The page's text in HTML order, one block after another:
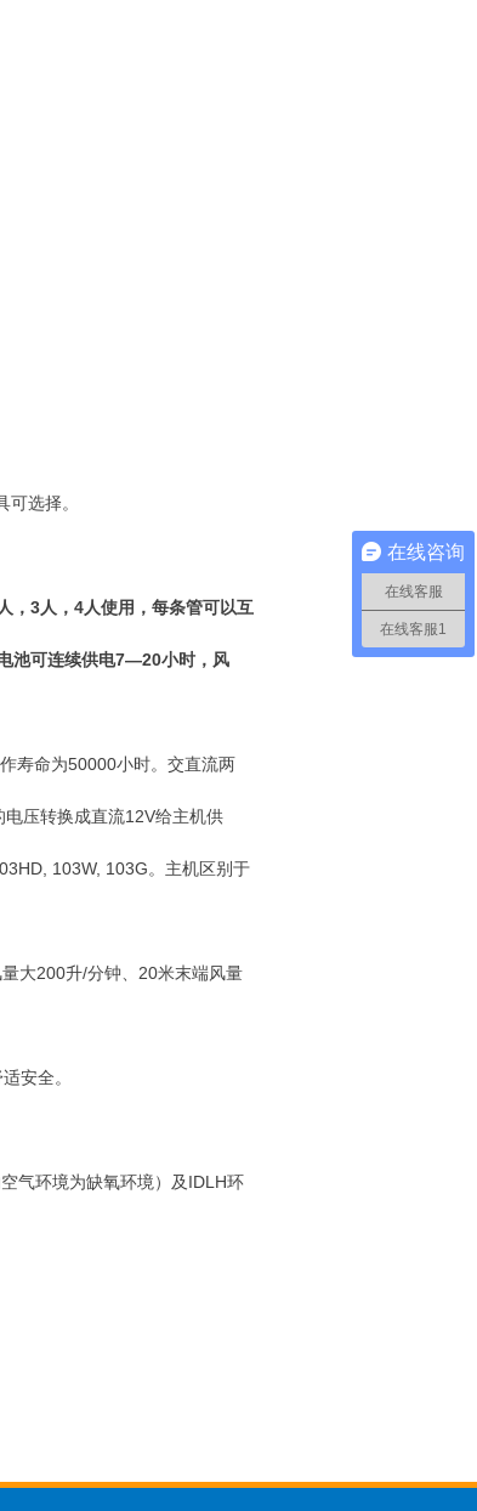
可选择。
，3人，4人使用，每条管可以互
池可连续供电7—20小时，风
寿命为50000小时。交直流两
压转换成直流12V给主机供
103W, 103G。主机区别于
大200升/分钟、20米末端风量
安全。
气环境为缺氧环境）及IDLH环
在线咨询
在线客服
在线客服1